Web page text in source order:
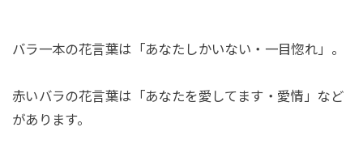
バラ一本の花言葉は「あなたしかいない・一目惚れ」。
赤いバラの花言葉は「あなたを愛してます・愛情」など
があります。